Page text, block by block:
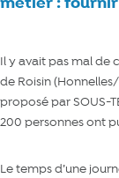
Il y avait pas mal de
de Roisin
proposé parSOUS-
200 personnes ont
Le temps d’une